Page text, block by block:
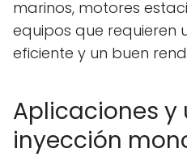
marinos, motores
equipos que requieren
eficiente y un buen
Aplicaciones y
inyección